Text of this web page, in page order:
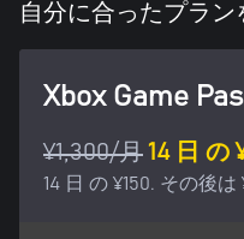
自分に合ったプラン
Xbox Game
¥1,300/月 14 日 の
14 日 の ¥150. その後は